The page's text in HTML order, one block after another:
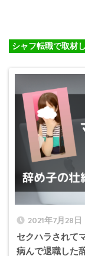
シャフ転職で取材
2021年7月28日
セクハラされて
病んで退職した